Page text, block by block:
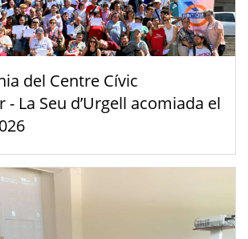
del Centre Cívic
- La Seu d’Urgell acomiada el